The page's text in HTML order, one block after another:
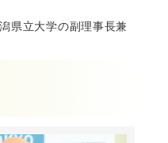
県立大学の副理事長兼